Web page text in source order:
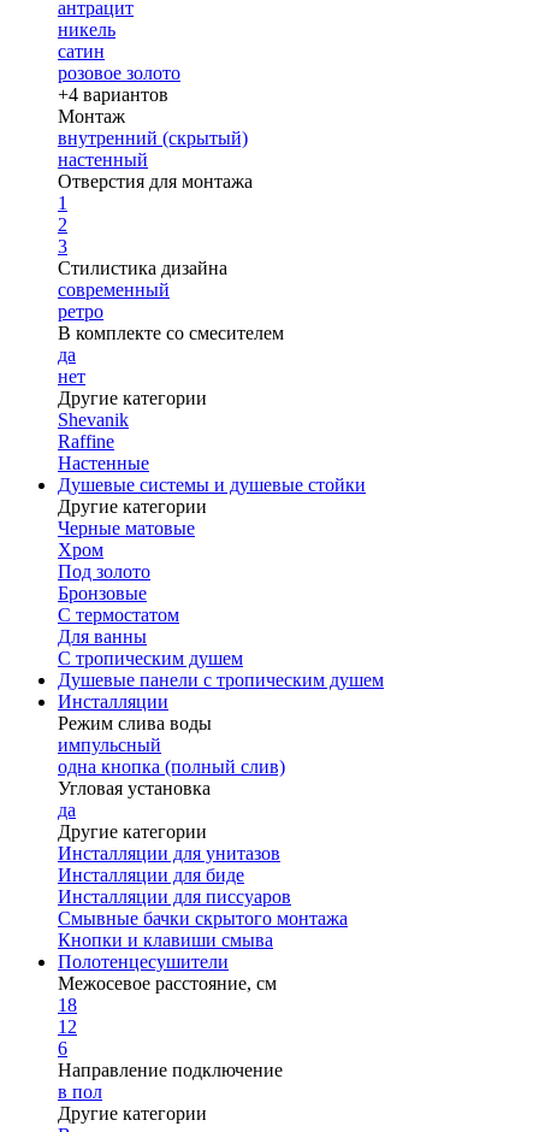
антрацит
никель
сатин
розовое золото
+4 вариантов
Монтаж
внутренний (скрытый)
настенный
Отверстия для монтажа
1
2
3
Стилистика дизайна
современный
ретро
В комплекте со смесителем
да
нет
Другие категории
Shevanik
Raffine
Настенные
Душевые системы и душевые стойки
Другие категории
Черные матовые
Хром
Под золото
Бронзовые
С термостатом
Для ванны
С тропическим душем
Душевые панели с тропическим душем
Инсталляции
Режим слива воды
импульсный
одна кнопка (полный слив)
Угловая установка
да
Другие категории
Инсталляции для унитазов
Инсталляции для биде
Инсталляции для писсуаров
Смывные бачки скрытого монтажа
Кнопки и клавиши смыва
Полотенцесушители
Межосевое расстояние, см
18
12
6
Направление подключение
в пол
Другие категории